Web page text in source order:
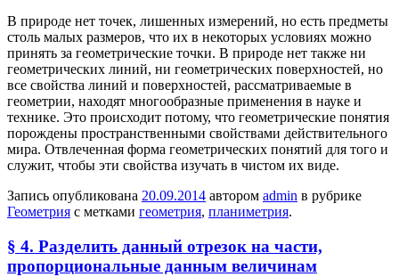
В природе нет точек, лишенных измерений, но есть предметы
столь малых размеров, что их в некоторых условиях можно
принять за геометрические точки. В природе нет также ни
геометрических линий, ни геометрических поверхностей, но
все свойства линий и поверхностей, рассматриваемые в
геометрии, находят многообразные применения в науке и
технике. Это происходит потому, что геометрические понятия
порождены пространственными свойствами действительного
мира. Отвлеченная форма геометрических понятий для того и
служит, чтобы эти свойства изучать в чистом их виде.
Запись опубликована 20.09.2014 автором admin в рубрике
Геометрия с метками геометрия, планиметрия.
§ 4. Разделить данный отрезок на части,
пропорциональные данным величинам